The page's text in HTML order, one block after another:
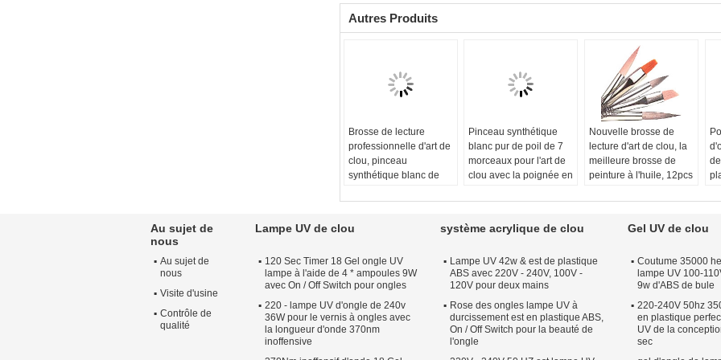
Autres Produits
Brosse de lecture
professionnelle d'art de
clou, pinceau
synthétique blanc de
Pinceau synthétique
blanc pur de poil de 7
morceaux pour l'art de
clou avec la poignée en
Nouvelle brosse de
lecture d'art de clou, la
meilleure brosse de
peinture à l'huile, 12pcs
d'ensemble
Au sujet de
nous
Au sujet de
nous
Visite d'usine
Contrôle de
qualité
Lampe UV de clou
120 Sec Timer 18 Gel ongle UV
lampe à l'aide de 4 * ampoules 9W
avec On / Off Switch pour ongles
220 - lampe UV d'ongle de 240v
36W pour le vernis à ongles avec
la longueur d'onde 370nm
inoffensive
système acrylique de clou
Lampe UV 42w & est de plastique
ABS avec 220V - 240V, 100V -
120V pour deux mains
Rose des ongles lampe UV à
durcissement est en plastique ABS,
On / Off Switch pour la beauté de
l'ongle
Gel UV de clou
Coutume 35000
lampe UV 100-
9w d'ABS de bule
220-240V 50hz
en plastique
UV de la
sec